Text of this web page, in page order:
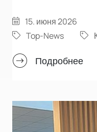
Мы сделали
прекратили
синтетических
хладагенты.
15. июня 2026
Top-News
Подробнее